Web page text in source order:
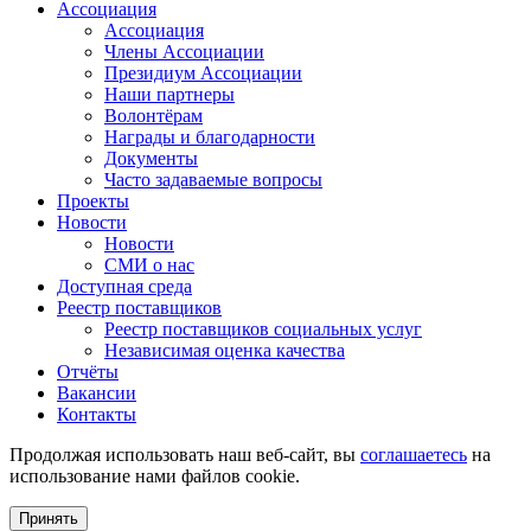
Ассоциация
Ассоциация
Члены Ассоциации
Президиум Ассоциации
Наши партнеры
Волонтёрам
Награды и благодарности
Документы
Часто задаваемые вопросы
Проекты
Новости
Новости
СМИ о нас
Доступная среда
Реестр поставщиков
Реестр поставщиков социальных услуг
Независимая оценка качества
Отчёты
Вакансии
Контакты
Продолжая использовать наш веб-сайт, вы соглашаетесь на
использование нами файлов cookie.
Принять